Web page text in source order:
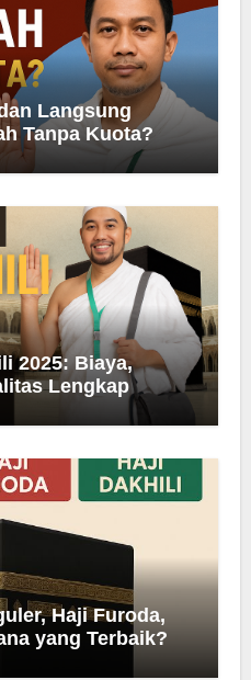
Langsung
Tanpa Kuota?
2025: Biaya,
Lengkap
Haji Furoda,
yang Terbaik?